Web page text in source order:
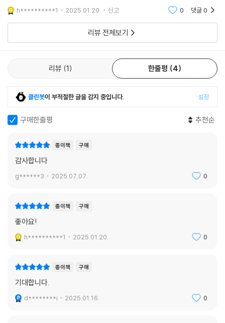
h**********1 2025.01.20. 신고 0 댓글0
리뷰 전체보기
리뷰 1 한줄평 4
클린봇이 부적절한 글을 감지 중입니다. 설정
구매한줄평 추천순
종이책 구매
감사합니다
g******3 2025.07.07. 0
종이책 구매
좋아요!
h**********1 2025.01.20. 0
종이책 구매
기대합니다.
d********i 2025.01.16. 0